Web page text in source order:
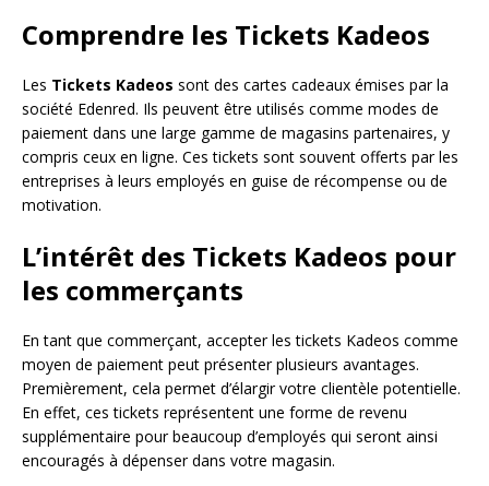
Comprendre les Tickets Kadeos
Les Tickets Kadeos sont des cartes cadeaux émises par la
société Edenred. Ils peuvent être utilisés comme modes de
paiement dans une large gamme de magasins partenaires, y
compris ceux en ligne. Ces tickets sont souvent offerts par les
entreprises à leurs employés en guise de récompense ou de
motivation.
L’intérêt des Tickets Kadeos pour
les commerçants
En tant que commerçant, accepter les tickets Kadeos comme
moyen de paiement peut présenter plusieurs avantages.
Premièrement, cela permet d’élargir votre clientèle potentielle.
En effet, ces tickets représentent une forme de revenu
supplémentaire pour beaucoup d’employés qui seront ainsi
encouragés à dépenser dans votre magasin.